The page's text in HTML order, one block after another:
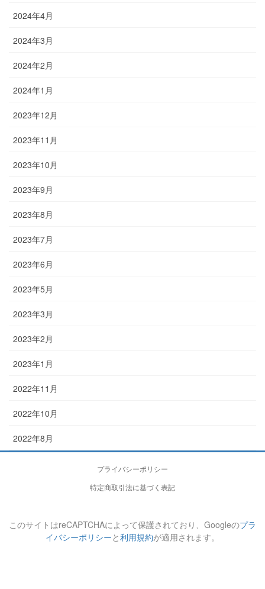
2024年4月
2024年3月
2024年2月
2024年1月
2023年12月
2023年11月
2023年10月
2023年9月
2023年8月
2023年7月
2023年6月
2023年5月
2023年3月
2023年2月
2023年1月
2022年11月
2022年10月
2022年8月
プライバシーポリシー
特定商取引法に基づく表記
このサイトはreCAPTCHAによって保護されており、Googleのプラ
イバシーポリシーと利用規約が適用されます。